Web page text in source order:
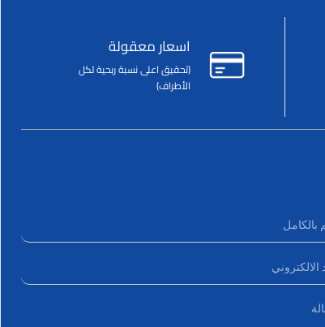
اسعار معقولة
(تحقيق اعلى نسبة ربحية لكل
الأطراف)